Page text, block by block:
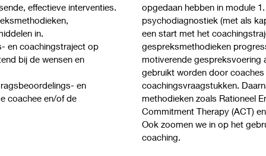
effectieve interventies.
in.
en coachingstraject op
bij de wensen en
en
coachee en/of de
opgedaan hebben in module
psychodiagnostiek (met als
een start met het
gespreksmethodieken
motiverende gespreksvoering
gebruikt worden door
coachingsvraagstukken.
methodieken zoals Rationeel
Commitment Therapy (ACT)
Ook zoomen we in op het
coaching.